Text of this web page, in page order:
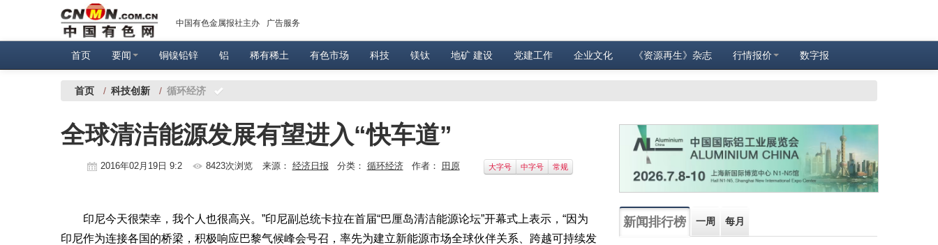
中国有色金属报社主办 广告服务
首页 要闻 铜镍铅锌 铝 稀有稀土 有色市场 科技 镁钛 地矿 建设 党建工作 企业文化 《资源再生》杂志 行情报价 数字报
首页 / 科技创新 / 循环经济
全球清洁能源发展有望进入“快车道”
2016年02月19日 9:2 8423次浏览 来源： 经济日报 分类： 循环经济作者： 田原 大字号 中字号 常规
印尼今天很荣幸，我个人也很高兴。”印尼副总统卡拉在首届“巴厘岛清洁能源论坛”开幕式上表示，“因为
印尼作为连接各国的桥梁，积极响应巴黎气候峰会号召，率先为建立新能源市场全球伙伴关系、跨越可持续发
新闻排行榜 一周 每月